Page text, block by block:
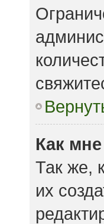
Как
Так же,
их